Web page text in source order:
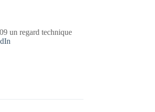
un regard technique